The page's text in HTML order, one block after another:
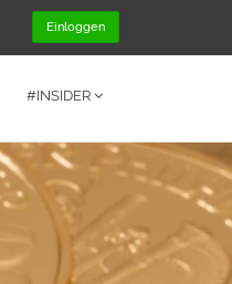
Einloggen
#INSIDER